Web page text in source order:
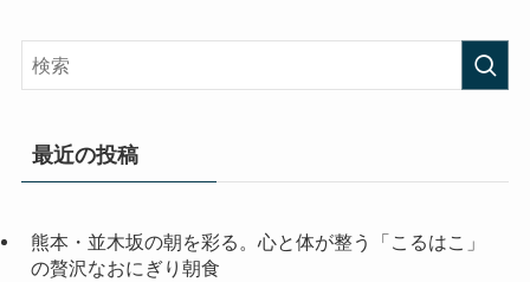
最近の投稿
熊本・並木坂の朝を彩る。心と体が整う「こるはこ」
の贅沢なおにぎり朝食